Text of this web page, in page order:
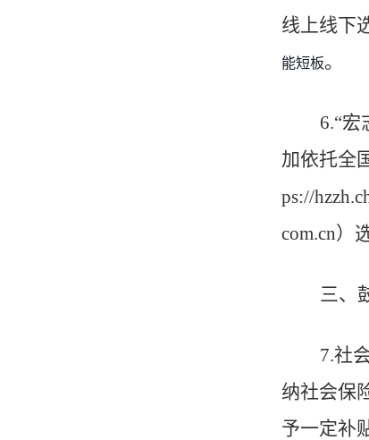
线上线下
能短板。
6.“宏
加依托全
ps://
com.cn）
三、
7.社
纳社会保
予一定补